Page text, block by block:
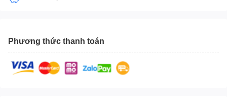
Phương thức thanh toán